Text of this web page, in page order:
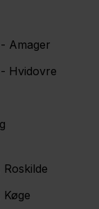
Amager
Hvidovre